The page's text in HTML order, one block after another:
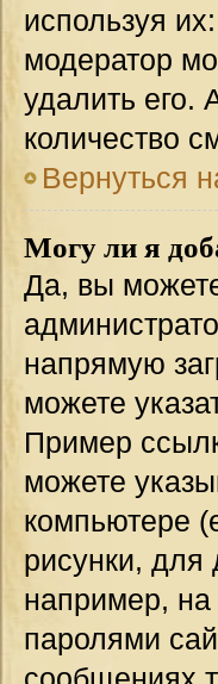
используя
модератор
удалить его.
количество
Вернуться
Могу ли я
Да, вы
напрямую
можете
Пример
можете
компьютере
рисунки, для
например,
паролями